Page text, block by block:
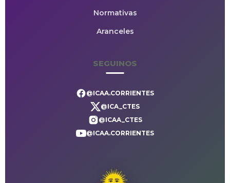
Normativas
Aranceles
SEGUINOS
@ICAA.CORRIENTES
@ICA_CTES
@ICAA_CTES
@ICAA.CORRIENTES